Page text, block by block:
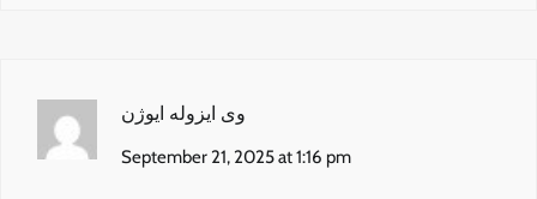
وی ایزوله ایوژن
September 21, 2025 at 1:16 pm